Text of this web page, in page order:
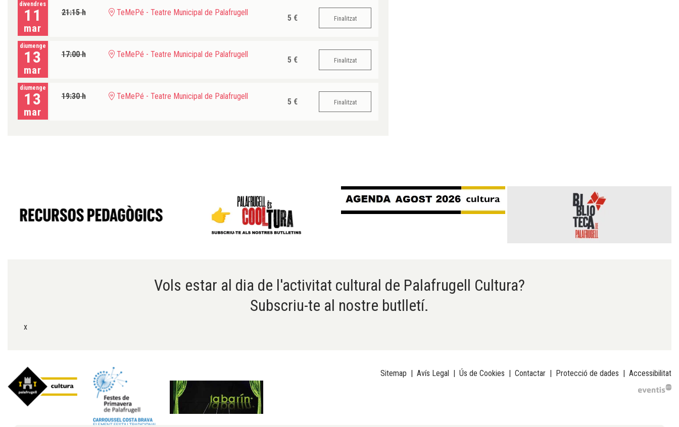
divendres
11
mar
21:15 h TeMePé - Teatre Municipal de Palafrugell
5 € Finalitzat
diumenge
13
mar
17:00 h TeMePé - Teatre Municipal de Palafrugell
5 € Finalitzat
diumenge
13
mar
19:30 h TeMePé - Teatre Municipal de Palafrugell
5 € Finalitzat
Vols estar al dia de l'activitat cultural de Palafrugell Cultura?
Subscriu-te al nostre butlletí.
x
Sitemap Avís Legal Ús de Cookies Contactar Protecció de dades Accessibilitat